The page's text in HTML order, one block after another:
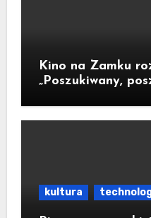
Kino na Zamku
„Poszukiwany,
kultura